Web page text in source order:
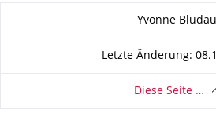
Yvonne Bludau
Letzte Änderung:
Diese Seite …